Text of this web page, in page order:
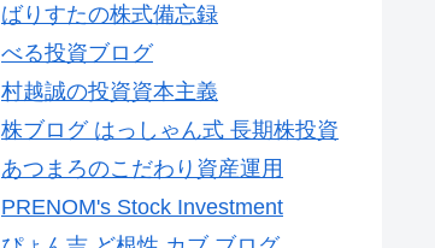
ばりすたの株式備忘録
べる投資ブログ
村越誠の投資資本主義
株ブログ はっしゃん式 長期株投資
あつまろのこだわり資産運用
PRENOM's Stock Investment